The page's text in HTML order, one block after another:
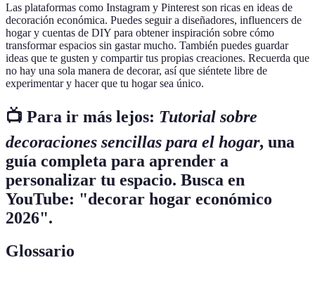
Las plataformas como Instagram y Pinterest son ricas en ideas de
decoración económica. Puedes seguir a diseñadores, influencers de
hogar y cuentas de DIY para obtener inspiración sobre cómo
transformar espacios sin gastar mucho. También puedes guardar
ideas que te gusten y compartir tus propias creaciones. Recuerda que
no hay una sola manera de decorar, así que siéntete libre de
experimentar y hacer que tu hogar sea único.
📺 Para ir más lejos: Tutorial sobre
decoraciones sencillas para el hogar, una
guía completa para aprender a
personalizar tu espacio. Busca en
YouTube: "decorar hogar económico
2026".
Glossario